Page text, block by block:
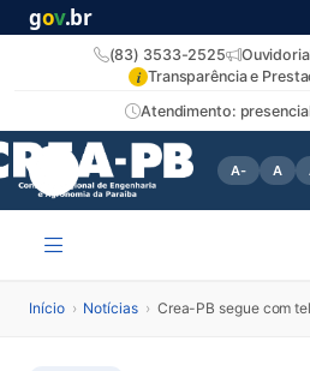
gov.br
Atendimento:
(83) 3533-2525 Ouvidoria
i Transparência e
A- A
Início › Notícias › Crea-PB segue com